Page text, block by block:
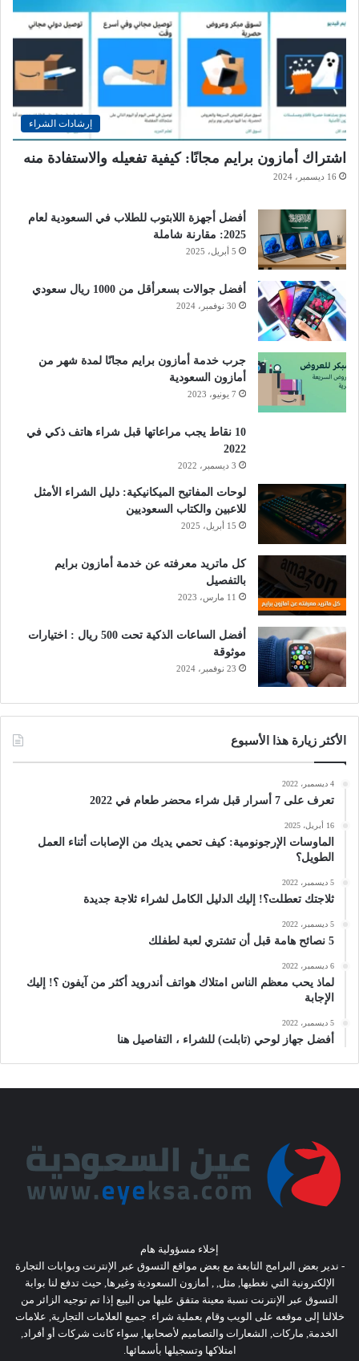
إرشادات الشراء
اشتراك أمازون برايم مجانًا: كيفية تفعيله والاستفادة منه
16 ديسمبر، 2024
أفضل أجهزة اللابتوب للطلاب في السعودية لعام
2025: مقارنة شاملة
5 أبريل، 2025
أفضل جوالات بسعرأقل من 1000 ريال سعودي
30 نوفمبر، 2024
جرب خدمة أمازون برايم مجانًا لمدة شهر من
أمازون السعودية
7 يونيو، 2023
10 نقاط يجب مراعاتها قبل شراء هاتف ذكي في
2022
3 ديسمبر، 2022
لوحات المفاتيح الميكانيكية: دليل الشراء الأمثل
للاعبين والكتاب السعوديين
15 أبريل، 2025
كل ماتريد معرفته عن خدمة أمازون برايم
بالتفصيل
11 مارس، 2023
أفضل الساعات الذكية تحت 500 ريال : اختيارات
موثوقة
23 نوفمبر، 2024
الأكثر زيارة هذا الأسبوع
4 ديسمبر، 2022
تعرف على 7 أسرار قبل شراء محضر طعام في 2022
16 أبريل، 2025
الماوسات الإرجونومية: كيف تحمي يديك من الإصابات أثناء العمل
الطويل؟
5 ديسمبر، 2022
ثلاجتك تعطلت؟! إليك الدليل الكامل لشراء ثلاجة جديدة
5 ديسمبر، 2022
5 نصائح هامة قبل أن تشتري لعبة لطفلك
6 ديسمبر، 2022
لماذ يحب معظم الناس امتلاك هواتف أندرويد أكثر من آيفون ؟! إليك
الإجابة
5 ديسمبر، 2022
أفضل جهاز لوحي (تابلت) للشراء ، التفاصيل هنا
إخلاء مسؤولية هام
- ندير بعض البرامج التابعة مع بعض مواقع التسوق عبر الإنترنت وبوابات التجارة
الإلكترونية التي نغطيها, مثل, , أمازون السعودية وغيرها, حيث تدفع لنا بوابة
التسوق عبر الإنترنت نسبة معينة متفق عليها من البيع إذا تم توجيه الزائر من
خلالنا إلى موقعه على الويب وقام بعملية شراء. جميع العلامات التجارية, علامات
الخدمة, ماركات, الشعارات والتصاميم لأصحابها, سواء كانت شركات أو أفراد,
امتلاكها وتسجيلها بأسمائها.